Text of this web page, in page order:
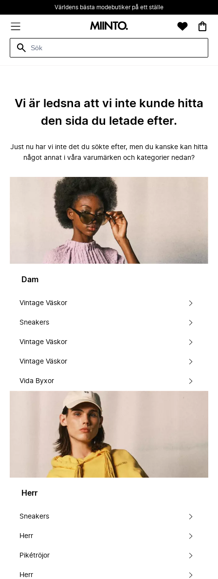
Världens bästa modebutiker på ett ställe
Vi är ledsna att vi inte kunde hitta
den sida du letade efter.
Just nu har vi inte det du sökte efter, men du kanske kan hitta
något annat i våra varumärken och kategorier nedan?
Dam
Vintage Väskor
Sneakers
Vintage Väskor
Vintage Väskor
Vida Byxor
Herr
Sneakers
Herr
Pikétröjor
Herr